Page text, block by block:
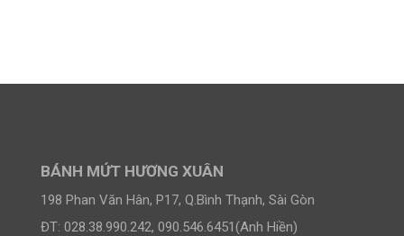
BÁNH MỨT HƯƠNG XUÂN
198 Phan Văn Hân, P17, Q.Bình Thạnh, Sài Gòn
ĐT: 028.38.990.242, 090.546.6451(Anh Hiền)